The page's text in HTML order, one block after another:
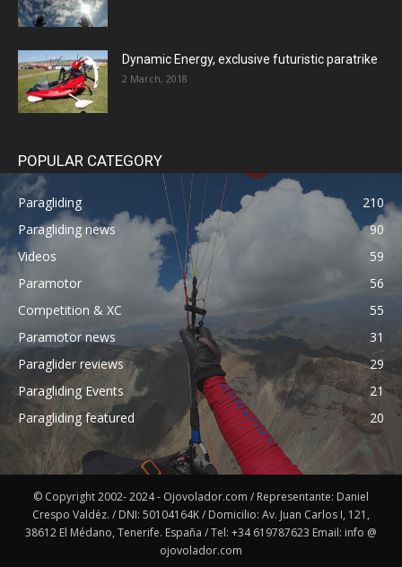
Dynamic Energy, exclusive futuristic paratrike
2 March, 2018
POPULAR CATEGORY
Paragliding
210
Paragliding news
90
Videos
59
Paramotor
56
Competition & XC
55
Paramotor news
31
Paraglider reviews
29
Paragliding Events
21
Paragliding featured
20
© Copyright 2002- 2024 - Ojovolador.com / Representante: Daniel
Crespo Valdéz. / DNI: 50104164K / Domicilio: Av. Juan Carlos I, 121,
38612 El Médano, Tenerife. España / Tel: +34 619787623 Email: info @
ojovolador.com